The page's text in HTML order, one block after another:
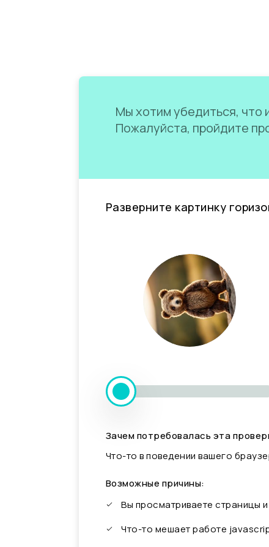
Мы хотим убедиться, что
Пожалуйста, пройдите
Разверните картинку
Зачем потребовалась эта
Что-то в поведении вашего
Возможные причины:
Вы просматриваете страницы
Что-то мешает работе